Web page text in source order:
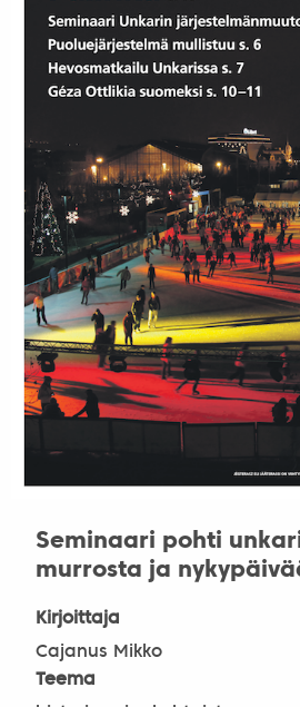
Seminaari pohti
murrosta ja
Kirjoittaja
Cajanus Mikko
Teema